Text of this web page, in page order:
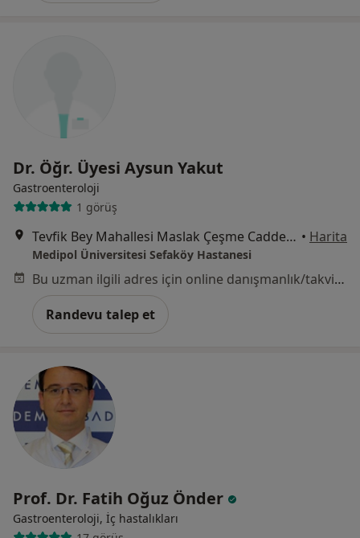
Dr. Öğr. Üyesi Aysun Yakut
Gastroenteroloji
1 görüş
Tevfik Bey Mahallesi Maslak Çeşme Caddesi No:30, Küçükçekmece • Harita
Medipol Üniversitesi Sefaköy Hastanesi
Bu uzman ilgili adres için online danışmanlık/takvim sunmuyor.
Randevu talep et
Prof. Dr. Fatih Oğuz Önder
Gastroenteroloji, İç hastalıkları